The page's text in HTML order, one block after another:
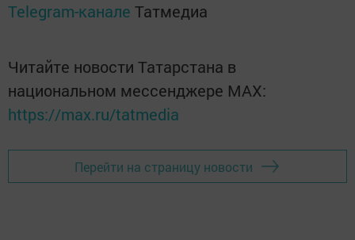
Telegram-канале Татмедиа
Читайте новости Татарстана в
национальном мессенджере MАХ:
https://max.ru/tatmedia
Перейти на страницу новости